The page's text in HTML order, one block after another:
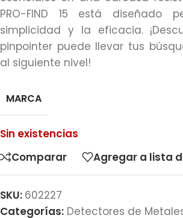
PRO-FIND 15 está diseñado
simplicidad y la eficacia.
pinpointer puede llevar tus
al siguiente nivel!
MARCA
Sin existencias
Comparar
Agregar a lista
SKU: 602227
Categorías: Detectores de